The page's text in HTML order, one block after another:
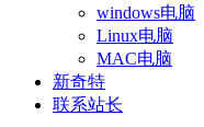
windows电脑
Linux电脑
MAC电脑
新奇特
联系站长